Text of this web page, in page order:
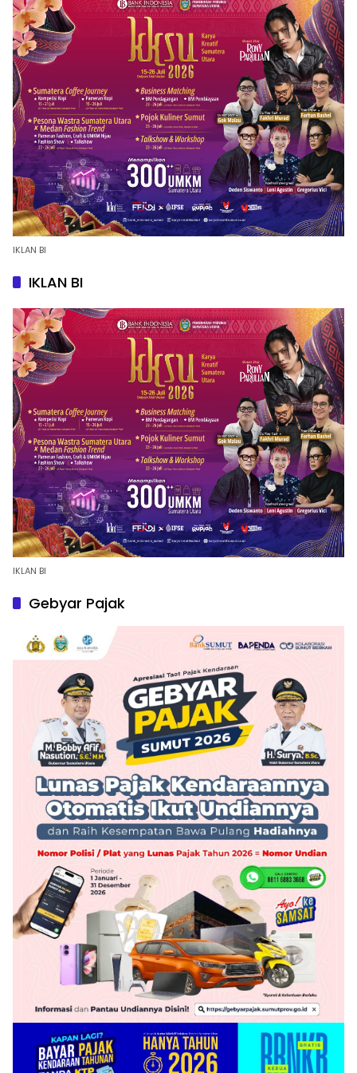
IKLAN BI
IKLAN BI
IKLAN BI
Gebyar Pajak